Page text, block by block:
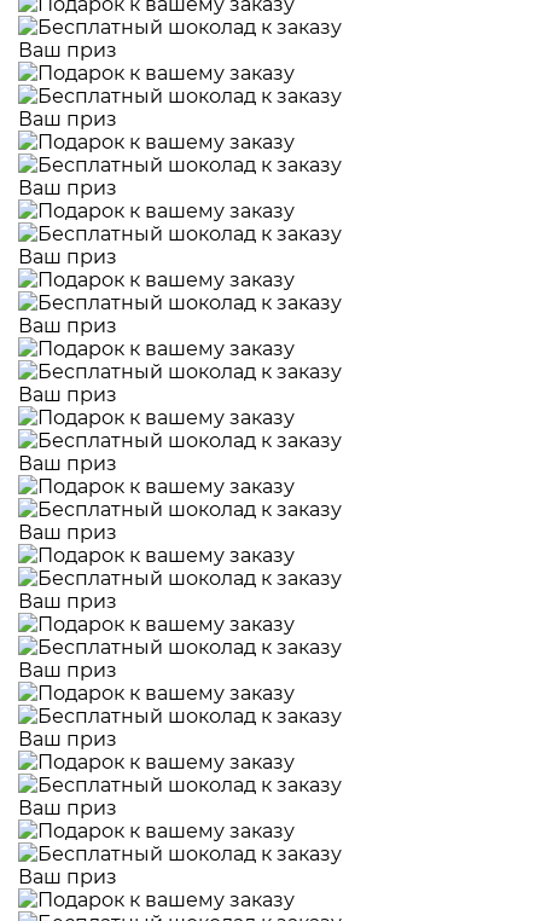
Ваш приз
Ваш приз
Ваш приз
Ваш приз
Ваш приз
Ваш приз
Ваш приз
Ваш приз
Ваш приз
Ваш приз
Ваш приз
Ваш приз
Ваш приз